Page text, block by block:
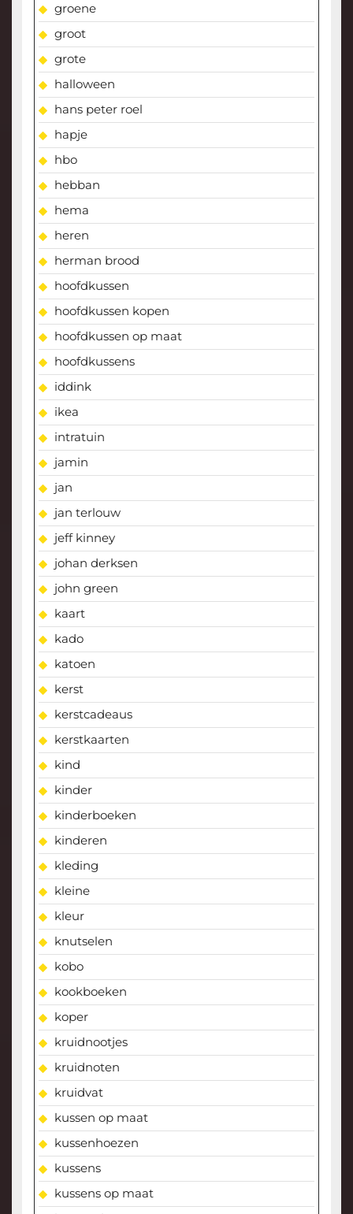
groene
groot
grote
halloween
hans peter roel
hapje
hbo
hebban
hema
heren
herman brood
hoofdkussen
hoofdkussen kopen
hoofdkussen op maat
hoofdkussens
iddink
ikea
intratuin
jamin
jan
jan terlouw
jeff kinney
johan derksen
john green
kaart
kado
katoen
kerst
kerstcadeaus
kerstkaarten
kind
kinder
kinderboeken
kinderen
kleding
kleine
kleur
knutselen
kobo
kookboeken
koper
kruidnootjes
kruidnoten
kruidvat
kussen op maat
kussenhoezen
kussens
kussens op maat